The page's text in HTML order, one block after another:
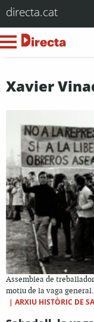
directa.cat
Xavier
Assemblea de
motiu de la vaga
| ARXIU HISTÒRIC DE